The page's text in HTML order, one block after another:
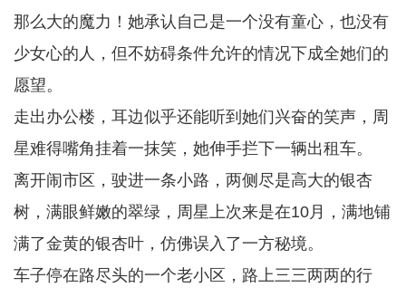
那么大的魔力！她承认自己是一个没有童心，也没有
少女心的人，但不妨碍条件允许的情况下成全她们的
愿望。
走出办公楼，耳边似乎还能听到她们兴奋的笑声，周
星难得嘴角挂着一抹笑，她伸手拦下一辆出租车。
离开闹市区，驶进一条小路，两侧尽是高大的银杏
树，满眼鲜嫩的翠绿，周星上次来是在10月，满地铺
满了金黄的银杏叶，仿佛误入了一方秘境。
车子停在路尽头的一个老小区，路上三三两两的行